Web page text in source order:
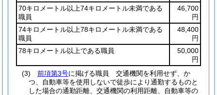
70キロメートル以上74キロメートル未満である
職員
46,700
円
74キロメートル以上78キロメートル未満である
職員
48,400
円
78キロメートル以上である職員
50,000
円
(3)
前項第3号に掲げる職員 交通機関を利用せず、か
つ、自動車等を使用しないで徒歩により通勤するものと
した場合の通勤距離、交通機関の利用距離、自動車等の